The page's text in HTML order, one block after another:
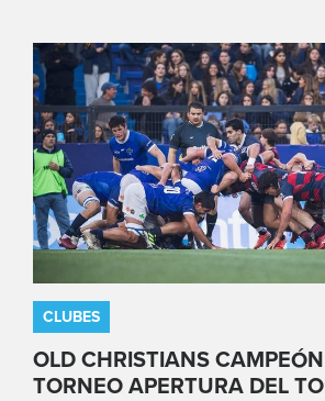
CLUBES
OLD CHRISTIANS
TORNEO APERTURA DEL